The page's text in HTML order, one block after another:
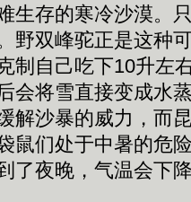
生存的寒冷沙漠。
野双峰驼正是这种
制自己吃下10升左
会将雪直接变成水
解沙暴的威力，而
鼠们处于中暑的危
了夜晚，气温会下